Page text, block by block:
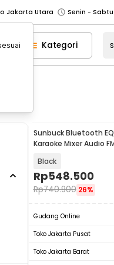
Jakarta Utara
Tangerang
Cikupa
n Go Jakarta Barat
Senin -
Jakarta Barat
Senin -
Tangerang
Senin - Jumat
Kategori
Sunbuck Bluetooth
Karaoke Mixer Audio
Black
Rp548.500
Rp740.900 26%
Gudang Online
Toko Jakarta Pusat
Toko Jakarta Barat